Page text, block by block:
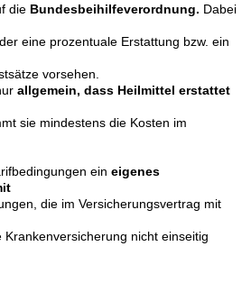
die Bundesbeihilfeverordnung. Dabei
eine prozentuale Erstattung bzw. ein
vorsehen.
allgemein, dass Heilmittel erstattet
sie mindestens die Kosten im
ein eigenes
die im Versicherungsvertrag mit
nicht einseitig